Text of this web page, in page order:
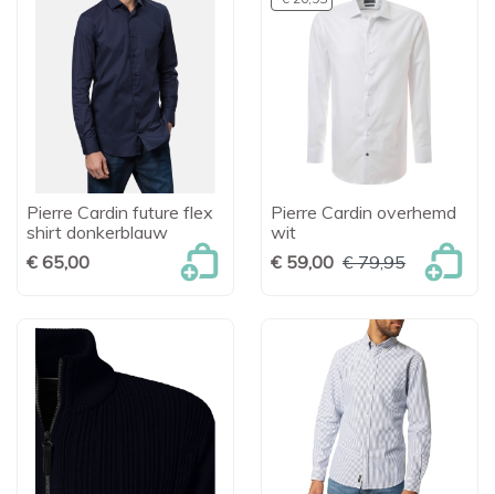
Pierre Cardin future flex
shirt donkerblauw
€ 65,00
Pierre Cardin overhemd
wit
€ 59,00 € 79,95